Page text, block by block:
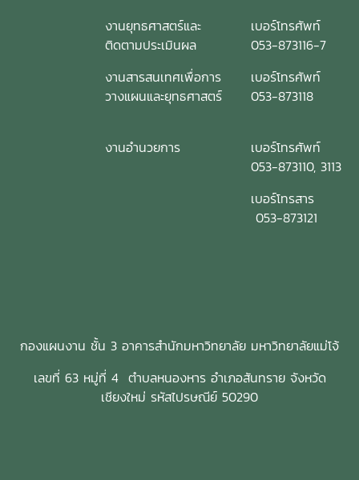
งานยุทธศาสตร์และ
ติดตามประเมินผล
เบอร์โทรศัพท์
053-873116-7
งานสารสนเทศเพื่อการ
วางแผนและยุทธศาสตร์
เบอร์โทรศัพท์
053-873118
งานอำนวยการ
เบอร์โทรศัพท์
053-873110, 3113
เบอร์โทรสาร
053-873121
กองแผนงาน ชั้น 3 อาคารสำนักมหาวิทยาลัย มหาวิทยาลัยแม่โจ้
เลขที่ 63 หมู่ที่ 4 ตำบลหนองหาร อำเภอสันทราย จังหวัด
เชียงใหม่ รหัสไปรษณีย์ 50290